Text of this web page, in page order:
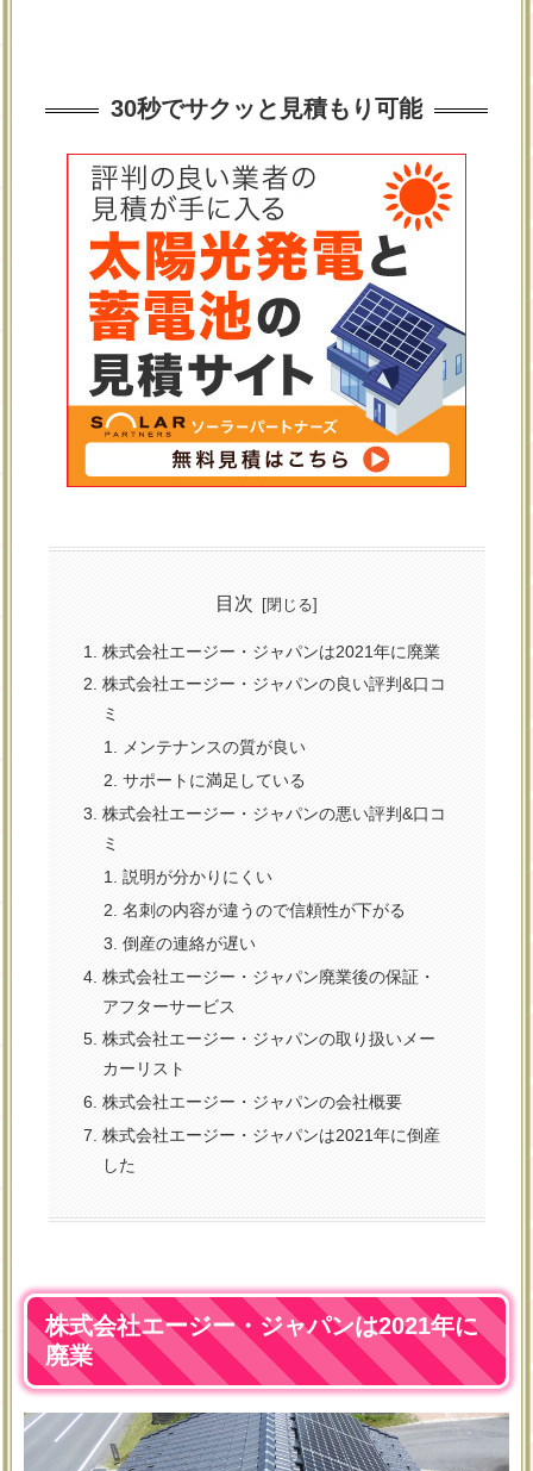
30秒でサクッと見積もり可能
目次
株式会社エージー・ジャパンは2021年に廃業
株式会社エージー・ジャパンの良い評判&口コ
ミ
メンテナンスの質が良い
サポートに満足している
株式会社エージー・ジャパンの悪い評判&口コ
ミ
説明が分かりにくい
名刺の内容が違うので信頼性が下がる
倒産の連絡が遅い
株式会社エージー・ジャパン廃業後の保証・
アフターサービス
株式会社エージー・ジャパンの取り扱いメー
カーリスト
株式会社エージー・ジャパンの会社概要
株式会社エージー・ジャパンは2021年に倒産
した
株式会社エージー・ジャパンは2021年に
廃業